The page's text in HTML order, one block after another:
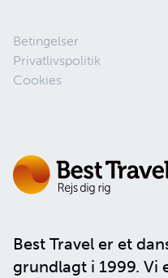
Best Travel er et
grundlagt i 1999. Vi
Betingelser
Privatlivspolitik
Cookies